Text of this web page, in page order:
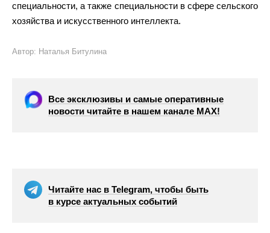
специальности, а также специальности в сфере сельского
хозяйства и искусственного интеллекта.
Автор: Наталья Битулина
Все эксклюзивы и самые оперативные
новости читайте в нашем канале МАХ!
Читайте нас в Telegram, чтобы быть
в курсе актуальных событий